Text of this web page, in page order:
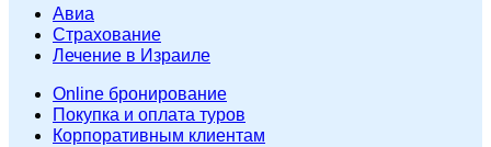
Авиа
Страхование
Лечение в Израиле
Online бронирование
Покупка и оплата туров
Корпоративным клиентам